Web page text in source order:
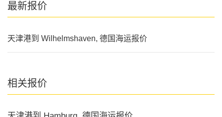
最新报价
天津港到 Wilhelmshaven, 德国海运报价
相关报价